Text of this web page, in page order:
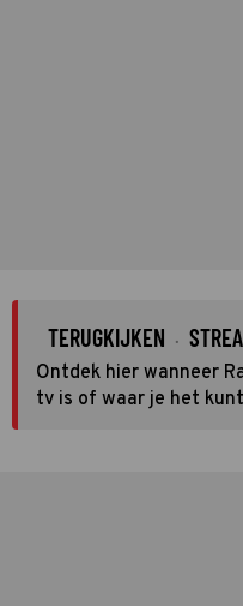
TERUGKIJKEN ·
Ontdek hier wanneer
tv is of waar je het